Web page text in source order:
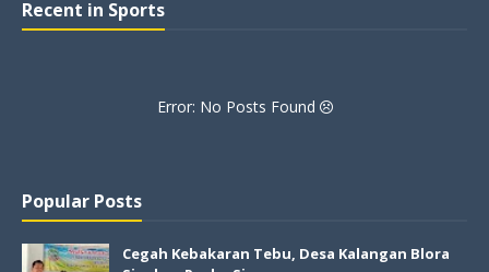
Recent in Sports
Error: No Posts Found
Popular Posts
Cegah Kebakaran Tebu, Desa Kalangan Blora